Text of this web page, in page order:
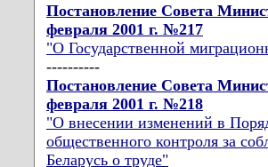
Постановление Совета
февраля 2001 г. №217
"О Государственной
----------
Постановление Совета
февраля 2001 г. №218
"О внесении изменений в
общественного контроля за
Беларусь о труде"